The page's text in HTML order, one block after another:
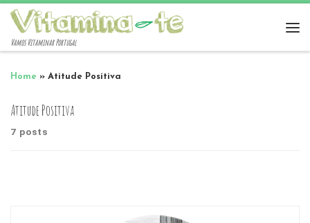
Vamos Vitaminar Portugal
Home » Atitude Positiva
Atitude Positiva
7 posts